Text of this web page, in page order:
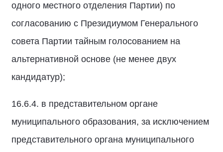
одного местного отделения Партии) по
согласованию с Президиумом Генерального
совета Партии тайным голосованием на
альтернативной основе (не менее двух
кандидатур);
16.6.4. в представительном органе
муниципального образования, за исключением
представительного органа муниципального